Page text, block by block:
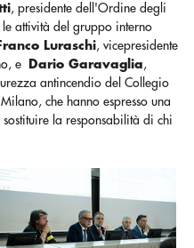
, presidente dell'Ordine degli
attività del gruppo interno
Luraschi , vicepresidente
e
Dario Garavaglia
antincendio del Collegio
che hanno espresso una
la responsabilità di chi